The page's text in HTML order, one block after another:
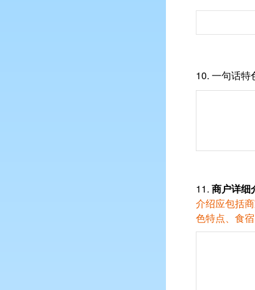
10. 一句话特
11. 商户详细
介绍应包括
色特点、食